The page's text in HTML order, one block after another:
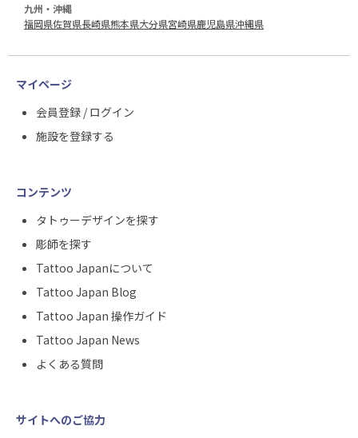
九州・沖縄
福岡県佐賀県長崎県熊本県大分県宮崎県鹿児島県沖縄県
マイページ
会員登録 / ログイン
施設を登録する
コンテンツ
タトゥーデザインを探す
彫師を探す
Tattoo Japanについて
Tattoo Japan Blog
Tattoo Japan 操作ガイド
Tattoo Japan News
よくある質問
サイトへのご協力